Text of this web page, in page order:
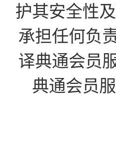
护其安全性
承担任何负
译典通会员
典通会员